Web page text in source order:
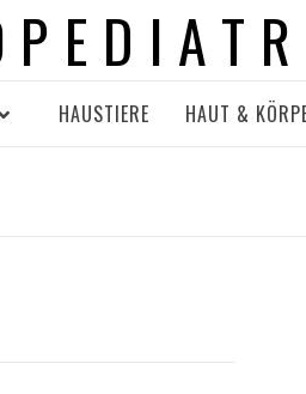
HAUSTIERE HAUT &